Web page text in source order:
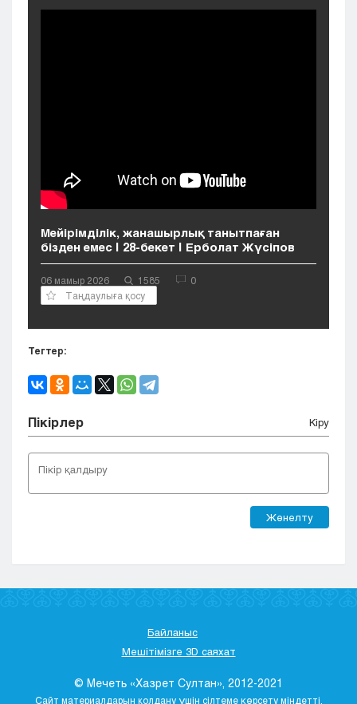
Шымкент
Мейірімділік, жанашырлық танытпаған
бізден емес | 28-бекет | Ерболат Жүсіпов
06 мамыр 2026 1585
0
Таңдаулыға қосу
Тегтер:
Пікірлер Кіру
Жөнелту
Байланыс
Мешітімізге 3D саяхат
© Мечеть «Хазрет Султан», 2012-2021
Сайт материалдарын қолдану үшін сілтеме көрсету міндетті.